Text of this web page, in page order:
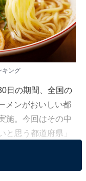
キング
日の期間、全国の
メンがおいしい都
施。今回はその中
と思う都道府県」